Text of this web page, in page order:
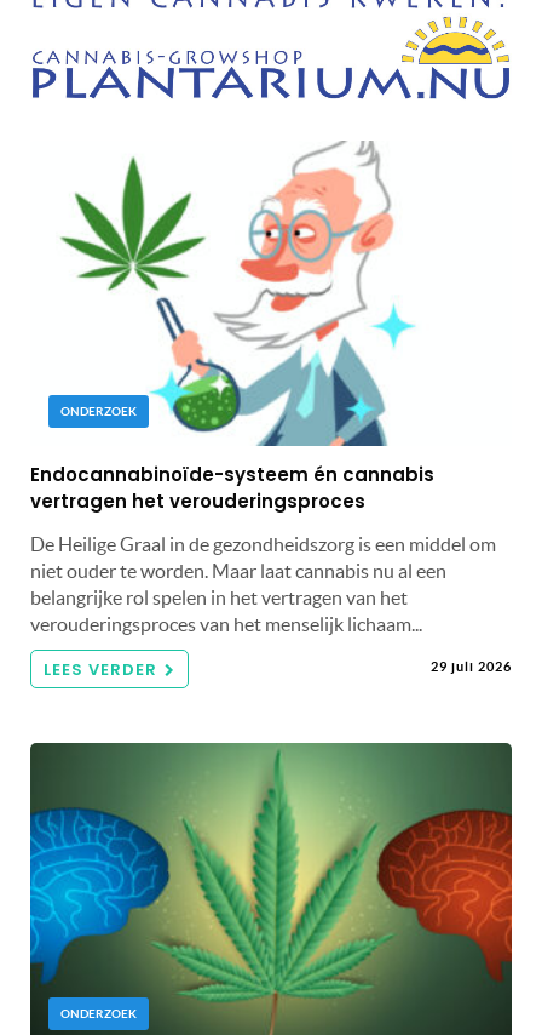
ONDERZOEK
Endocannabinoïde-systeem én cannabis
vertragen het verouderingsproces
De Heilige Graal in de gezondheidszorg is een middel om
niet ouder te worden. Maar laat cannabis nu al een
belangrijke rol spelen in het vertragen van het
verouderingsproces van het menselijk lichaam...
LEES VERDER 29 juli 2026
ONDERZOEK